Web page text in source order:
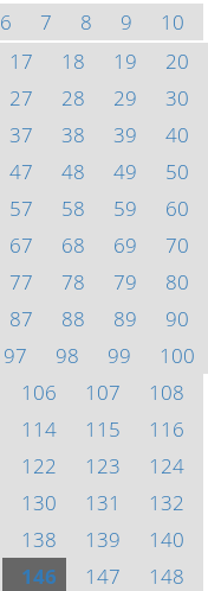
6 7 8 9
10
17 18 19
20
27 28 29
30
37 38 39
40
47 48 49
50
57 58 59
60
67 68 69
70
77 78 79
80
87 88 89
90
97 98 99
100
106 107
108
114 115
116
122 123
124
130 131
132
138 139
140
146 147
148